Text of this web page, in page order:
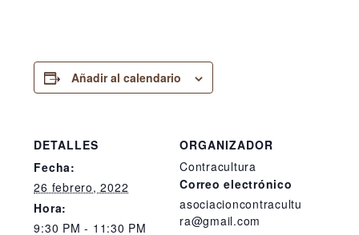
Añadir al calendario
DETALLES
Fecha:
26 febrero, 2022
Hora:
9:30 PM - 11:30 PM
ORGANIZADOR
Contracultura
Correo electrónico
asociacioncontracultu
ra@gmail.com